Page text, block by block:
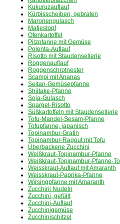
Kukuruzauflauf
Kürbisscheiben, gebraten
Maronengulasch
Matjestopf
Ofenkartoffel
Pilzpfanne mit Gemüse
Polenta-Auflauf
Risotto mit Staudensellerie
Roggenauflauf
Roggenschrotnester
Scampi mit Ananas
Seitan-Gemüsepfanne
Shiitake-Pfanne
Soja-Gulasch
Spargel-Risotto
Süßkartoffeln mit Staudensellerie
Tofu-Mandel-Sesam-Pfanne
Tofupfanne, japanisch
Topinambur-Gratin
Topinambur-Ragout mit Tofu
Überbackene Zucchini
Weißkraut-Topinambur-Pfanne
Weißkraut-Topinambur-Pfanne-
Weisskraut-Auflauf mit Amaranth
Weisskraut-Paprika-Pfanne
Wirsingpfanne mit Amaranth
Zucchini Nudeln
Zucchini, gefüllt
Zucchini-Auflauf
Zucchinigemüse
Zucchinischitzel